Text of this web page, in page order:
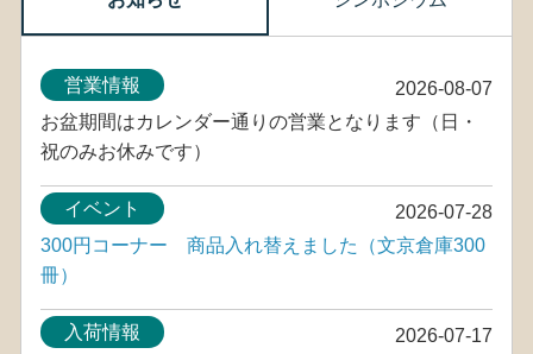
2026-08-07
営業情報
お盆期間はカレンダー通りの営業となります（日・
祝のみお休みです）
2026-07-28
イベント
300円コーナー 商品入れ替えました（文京倉庫300
冊）
2026-07-17
入荷情報